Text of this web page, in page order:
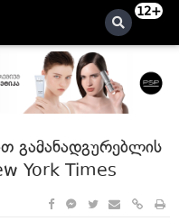
12+
გამანადგურებლის
York Times